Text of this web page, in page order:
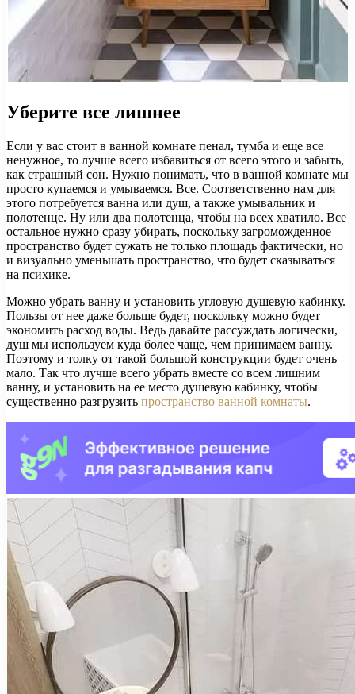
Уберите все лишнее
Если у вас стоит в ванной комнате пенал, тумба и еще все
ненужное, то лучше всего избавиться от всего этого и забыть,
как страшный сон. Нужно понимать, что в ванной комнате мы
просто купаемся и умываемся. Все. Соответственно нам для
этого потребуется ванна или душ, а также умывальник и
полотенце. Ну или два полотенца, чтобы на всех хватило. Все
остальное нужно сразу убирать, поскольку загроможденное
пространство будет сужать не только площадь фактически, но
и визуально уменьшать пространство, что будет сказываться
на психике.
Можно убрать ванну и установить угловую душевую кабинку.
Пользы от нее даже больше будет, поскольку можно будет
экономить расход воды. Ведь давайте рассуждать логически,
душ мы используем куда более чаще, чем принимаем ванну.
Поэтому и толку от такой большой конструкции будет очень
мало. Так что лучше всего убрать вместе со всем лишним
ванну, и установить на ее место душевую кабинку, чтобы
существенно разгрузить пространство ванной комнаты.